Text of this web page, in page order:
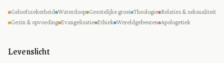
Geloofszekerheid Waterdoop Geestelijke groei Theologie Relaties & seksualiteit
Gezin & opvoeding Evangelisatie Ethiek Wereldgebeuren Apologetiek
Levenslicht